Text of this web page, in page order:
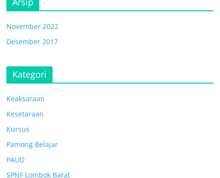
November 2022
Desember 2017
Kategori
Keaksaraan
Kesetaraan
Kursus
Pamong Belajar
PAUD
SPNF Lombok Barat